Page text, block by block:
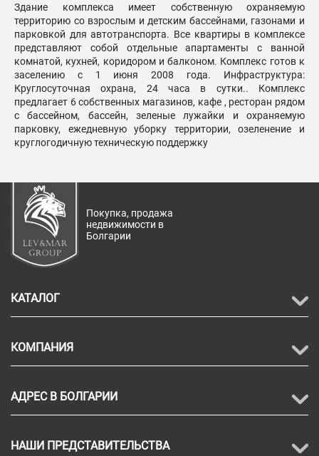
Здание комплекса имеет собственную охраняемую
территорию со взрослым и детским бассейнами, газонами и
парковкой для автотранспорта. Все квартиры в комплексе
представляют собой отдельные апартаменты с ванной
комнатой, кухней, коридором и балконом. Комплекс готов к
заселению с 1 июня 2008 года. Инфраструктура:
Круглосуточная охрана, 24 часа в сутки.. Комплекс
предлагает 6 собственных магазинов, кафе , ресторан рядом
с бассейном, бассейн, зеленые лужайки и охраняемую
парковку, ежедневную уборку территории, озеленение и
круглогодичную техническую поддержку
Покупка, продажа
недвижимости в
Болгарии
КАТАЛОГ
КОМПАНИЯ
АДРЕС В БОЛГАРИИ
НАШИ ПРЕДСТАВИТЕЛЬСТВА